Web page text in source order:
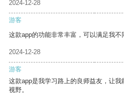
2024-12-28
游客
这款app的功能非常丰富，可以满足我不
2024-12-28
游客
这款app是我学习路上的良师益友，让
视野。